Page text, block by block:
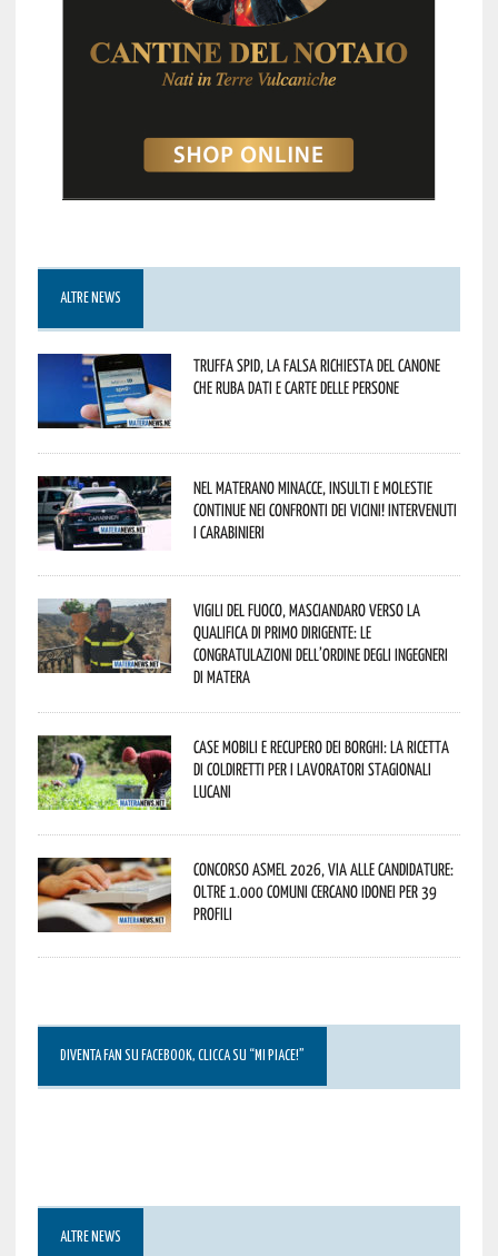
ALTRE NEWS
Truffa Spid, la falsa richiesta del canone
che ruba dati e carte delle persone
Nel materano minacce, insulti e molestie
continue nei confronti dei vicini! Intervenuti
i Carabinieri
Vigili del Fuoco, Masciandaro verso la
qualifica di Primo Dirigente: le
congratulazioni dell’Ordine degli Ingegneri
di Matera
Case mobili e recupero dei borghi: la ricetta
di Coldiretti per i lavoratori stagionali
lucani
Concorso Asmel 2026, via alle candidature:
oltre 1.000 Comuni cercano idonei per 39
profili
DIVENTA FAN SU FACEBOOK, CLICCA SU “MI PIACE!”
ALTRE NEWS